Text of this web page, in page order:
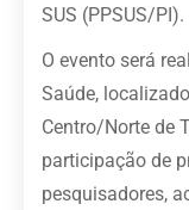
SUS (PPSUS/PI).
O evento será
Saúde,
Centro/Norte de
participação de
pesquisadores,